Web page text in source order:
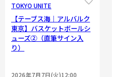
TOKYO UNITE
【テーブス海｜アルバルク
東京】バスケットボールシ
ューズ②（直筆サイン入
り）
2026年7月7日(火)12:00